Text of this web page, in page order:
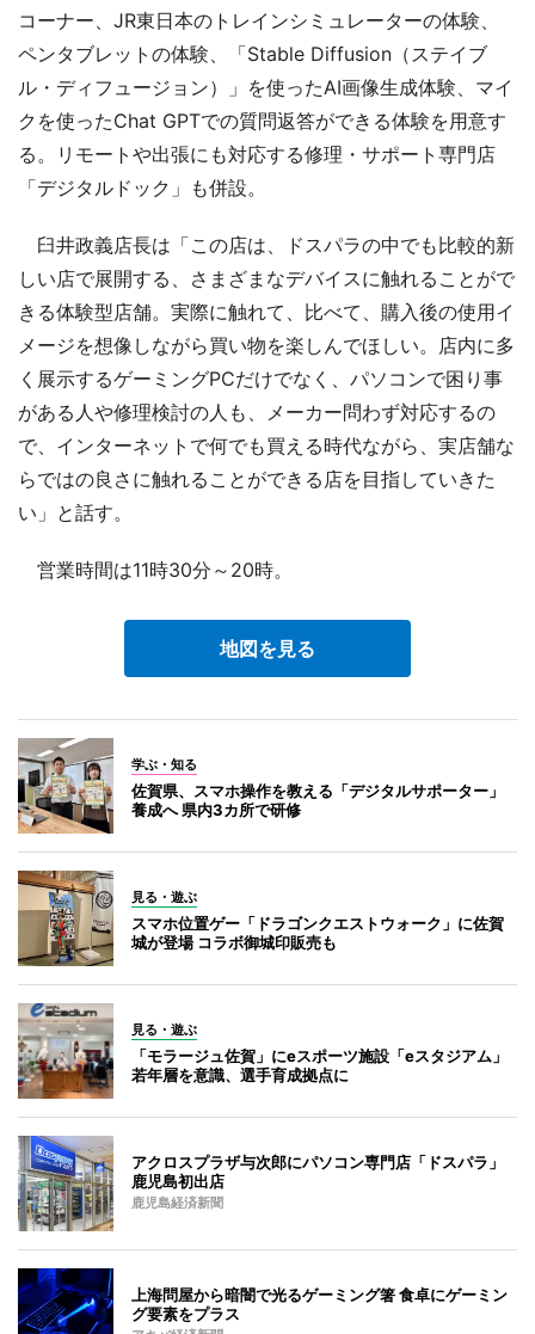
コーナー、JR東日本のトレインシミュレーターの体験、
ペンタブレットの体験、「Stable Diffusion（ステイブ
ル・ディフュージョン）」を使ったAI画像生成体験、マイ
クを使ったChat GPTでの質問返答ができる体験を用意す
る。リモートや出張にも対応する修理・サポート専門店
「デジタルドック」も併設。
臼井政義店長は「この店は、ドスパラの中でも比較的新
しい店で展開する、さまざまなデバイスに触れることがで
きる体験型店舗。実際に触れて、比べて、購入後の使用イ
メージを想像しながら買い物を楽しんでほしい。店内に多
く展示するゲーミングPCだけでなく、パソコンで困り事
がある人や修理検討の人も、メーカー問わず対応するの
で、インターネットで何でも買える時代ながら、実店舗な
らではの良さに触れることができる店を目指していきた
い」と話す。
営業時間は11時30分～20時。
地図を見る
学ぶ・知る
佐賀県、スマホ操作を教える「デジタルサポーター」
養成へ 県内3カ所で研修
見る・遊ぶ
スマホ位置ゲー「ドラゴンクエストウォーク」に佐賀
城が登場 コラボ御城印販売も
見る・遊ぶ
「モラージュ佐賀」にeスポーツ施設「eスタジアム」
若年層を意識、選手育成拠点に
アクロスプラザ与次郎にパソコン専門店「ドスパラ」
鹿児島初出店
鹿児島経済新聞
上海問屋から暗闇で光るゲーミング箸 食卓にゲーミン
グ要素をプラス